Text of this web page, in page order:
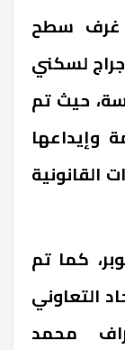
غرف سطح
جراج لسكني
السادسة، حيث تم
وإيداعها
القانونية
جهاز مدينة ٦ أكتوبر، كما تم
التعاوني
محمد